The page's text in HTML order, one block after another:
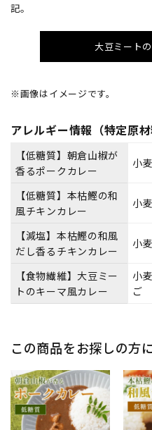
記。
大豆ミート
※画像はイメージです。
アレルギー情報（特定原
【低糖質】朝倉山椒が
香るポークカレー
小
【低糖質】本枯鰹の和
風チキンカレー
小
【減塩】本枯鰹の和風
だし香るチキンカレー
小
【食物繊維】大豆ミー
トのキーマ風カレー
小
ご
この商品をお探しの方